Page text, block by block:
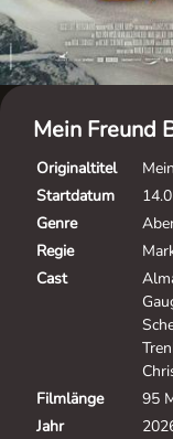
Mein Freund
Originaltitel
Startdatum
Genre
Regie
Cast
Filmlänge
95
Jahr